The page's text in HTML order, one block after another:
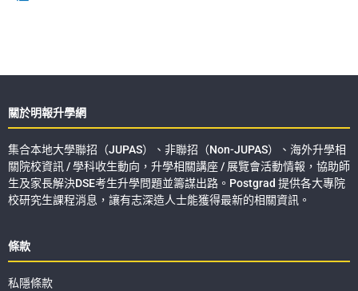
關於明報升學網
集合本地大學聯招（JUPAS）、非聯招（Non-JUPAS）、海外升學相
關院校資訊 / 學科收生動向，升學相關講座 / 展覽會活動情報，協助師
生及家長解決DSE考生升學問題並籌謀出路。Postgrad 提供各大專院
校研究生課程消息，讓有志深造人士能獲得最新的相關資訊。
條款
私隱條款